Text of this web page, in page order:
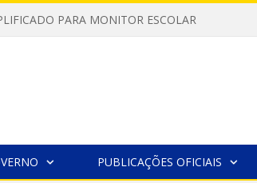
PARA MONITOR ESCOLAR
PUBLICAÇÕES OFICIAIS